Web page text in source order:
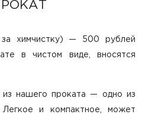
за химчистку) — 500 рублей
в чистом виде, вносятся
нашего проката — одно из
и компактное, может